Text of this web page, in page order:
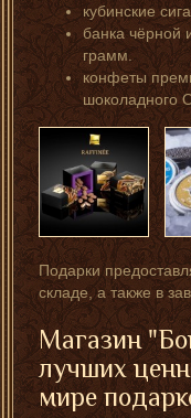
кубинские
банка чёрной
грамм.
конфеты
шоколадного
Подарки
складе, а также в
Магазин
лучших
мире